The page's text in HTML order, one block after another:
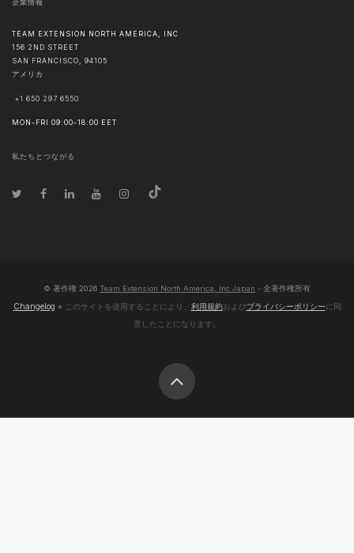
企業情報
TEAM EXTENSION NORTH AMERICA, INC
156 2ND STREET
SAN FRANCISCO
94105
アメリカ
+1 650 297 6550
MON-FRI 09:00-18:00 EET
私たちとつながる
© 著作権 2026 Team Extension North America, Inc Japan - 全著作権所有
Changelog ● このサイトを使用することにより、 利用規約およびプライバシーポリシーに同
意したことになります。